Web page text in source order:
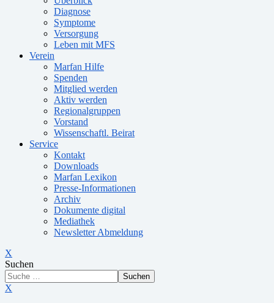
Diagnose
Symptome
Versorgung
Leben mit MFS
Verein
Marfan Hilfe
Spenden
Mitglied werden
Aktiv werden
Regionalgruppen
Vorstand
Wissenschaftl. Beirat
Service
Kontakt
Downloads
Marfan Lexikon
Presse-Informationen
Archiv
Dokumente digital
Mediathek
Newsletter Abmeldung
X
Suchen
Suchen
X